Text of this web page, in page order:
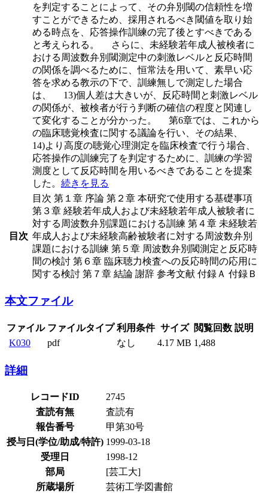
を判定することによって、その弁別閾の信頼性を増
すことができるため、採用されるべき閾値を取り始
める時点を、応答操作訓練の完了後とすべきである
と考えられる。 さらに、未経験若年成人被検者に
おける周波数弁別閾測定中の刺激レベルと反応時間
の関係を調べるために、恒常法を用いて、素早い応
答を求める教示の下で、訓練無しで測定した場合
は、 13)個人差は大きいが、反応時間と刺激レベル
の関係が、被検者が行う判断の確信の程度と関連し
て変化することが分かった。 第6章では、これから
の臨床聴覚検査に関する議論を行い、その結果、
14)より高度の聴覚心理測定を臨床検査で行う場合、
応答操作の訓練完了を判定するために、訓練の学習
測度として反応時間を用いるべきであることを提案
した。 続きを見る
目次
目次 第１章 序論 第２章 本研究で使用する基礎事項
第３章 経験若年成人および未経験若年成人被験者に
対する周波数弁別課題における訓練 第４章 未経験若
年成人および未経験高齢被験者に対する周波数弁別
課題における訓練 第５章 周波数弁別閾測定と反応時
間の検討 第６章 臨床聴力検査への反応時間の応用に
関する検討 第７章 結論 謝辞 参考文献 付録Ａ 付録Ｂ
本文ファイル
ファイル ファイルタイプ 利用条件 サイズ 閲覧回数 説明
K030 pdf なし 4.17 MB 1,488
詳細
レコードID
2745
査読有無
査読有
報告番号
甲第30号
授与日(学位/助成/特許) 1999-03-18
受理日
1998-12
部局
[芸工大]
所蔵場所
芸術工学図書館